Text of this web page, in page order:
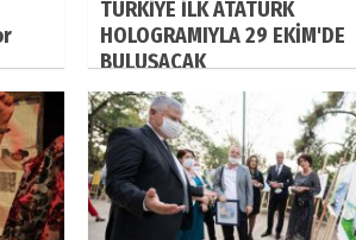
TÜRKİYE İLK ATATÜRK
HOLOGRAMIYLA 29 EKİM'DE
BULUŞACAK